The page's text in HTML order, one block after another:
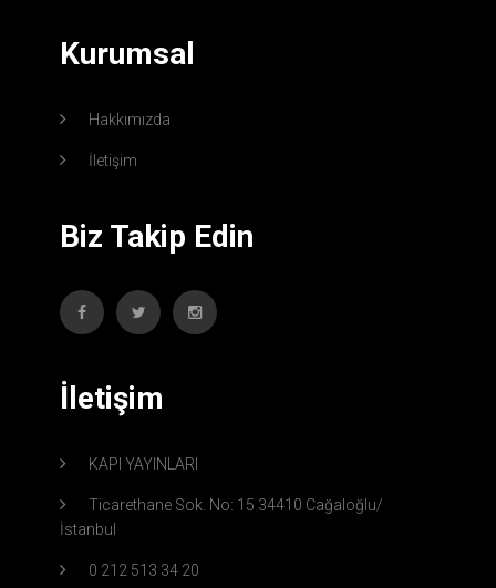
Kurumsal
Hakkımızda
İletişim
Biz Takip Edin
İletişim
KAPI YAYINLARI
Ticarethane Sok. No: 15 34410 Cağaloğlu/
İstanbul
0 212 513 34 20